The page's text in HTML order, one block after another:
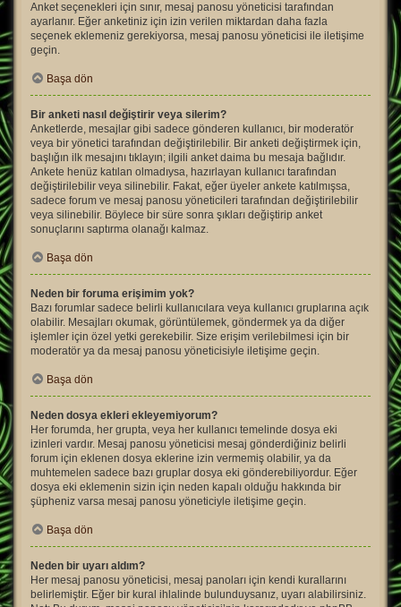
Anket seçenekleri için sınır, mesaj panosu yöneticisi tarafından
ayarlanır. Eğer anketiniz için izin verilen miktardan daha fazla
seçenek eklemeniz gerekiyorsa, mesaj panosu yöneticisi ile iletişime
geçin.
Başa dön
Bir anketi nasıl değiştirir veya silerim?
Anketlerde, mesajlar gibi sadece gönderen kullanıcı, bir moderatör
veya bir yönetici tarafından değiştirilebilir. Bir anketi değiştirmek için,
başlığın ilk mesajını tıklayın; ilgili anket daima bu mesaja bağlıdır.
Ankete henüz katılan olmadıysa, hazırlayan kullanıcı tarafından
değiştirilebilir veya silinebilir. Fakat, eğer üyeler ankete katılmışsa,
sadece forum ve mesaj panosu yöneticileri tarafından değiştirilebilir
veya silinebilir. Böylece bir süre sonra şıkları değiştirip anket
sonuçlarını saptırma olanağı kalmaz.
Başa dön
Neden bir foruma erişimim yok?
Bazı forumlar sadece belirli kullanıcılara veya kullanıcı gruplarına açık
olabilir. Mesajları okumak, görüntülemek, göndermek ya da diğer
işlemler için özel yetki gerekebilir. Size erişim verilebilmesi için bir
moderatör ya da mesaj panosu yöneticisiyle iletişime geçin.
Başa dön
Neden dosya ekleri ekleyemiyorum?
Her forumda, her grupta, veya her kullanıcı temelinde dosya eki
izinleri vardır. Mesaj panosu yöneticisi mesaj gönderdiğiniz belirli
forum için eklenen dosya eklerine izin vermemiş olabilir, ya da
muhtemelen sadece bazı gruplar dosya eki gönderebiliyordur. Eğer
dosya eki eklemenin sizin için neden kapalı olduğu hakkında bir
şüpheniz varsa mesaj panosu yöneticiyle iletişime geçin.
Başa dön
Neden bir uyarı aldım?
Her mesaj panosu yöneticisi, mesaj panoları için kendi kurallarını
belirlemiştir. Eğer bir kural ihlalinde bulunduysanız, uyarı alabilirsiniz.